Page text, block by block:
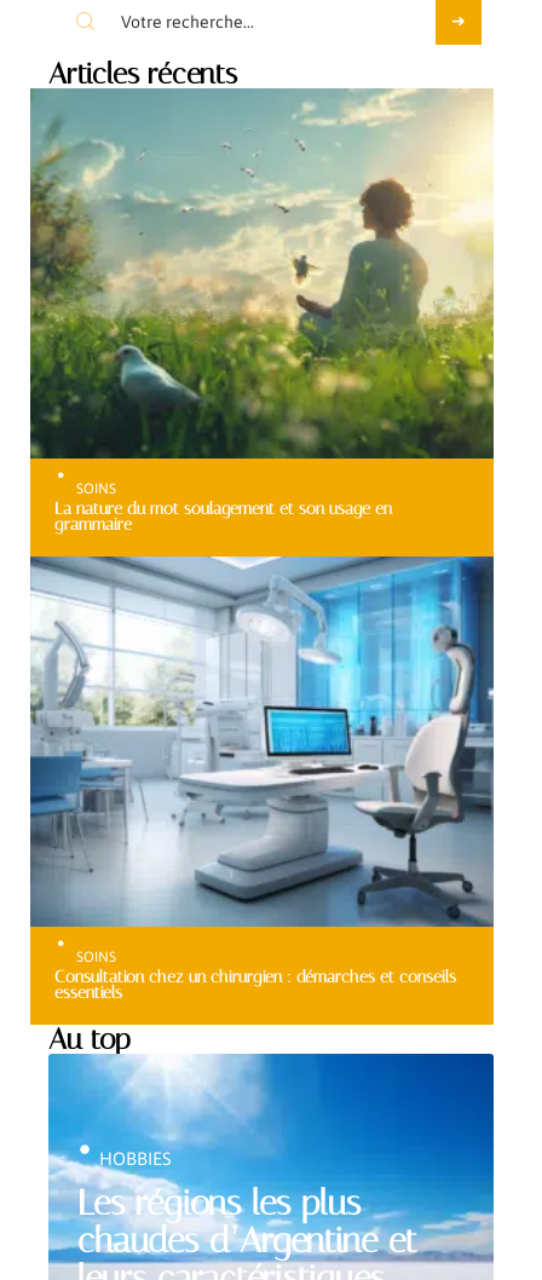
Articles récents
SOINS
La nature du mot soulagement et son usage en
grammaire
SOINS
Consultation chez un chirurgien : démarches et conseils
essentiels
Au top
Les régions les plus
chaudes d’Argentine et
HOBBIES